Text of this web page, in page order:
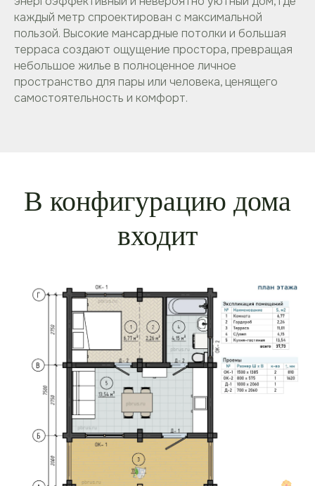
каждый метр спроектирован с максимальной
пользой. Высокие мансардные потолки и большая
терраса создают ощущение простора, превращая
небольшое жилье в полноценное личное
пространство для пары или человека, ценящего
самостоятельность и комфорт.
В конфигурацию дома
входит